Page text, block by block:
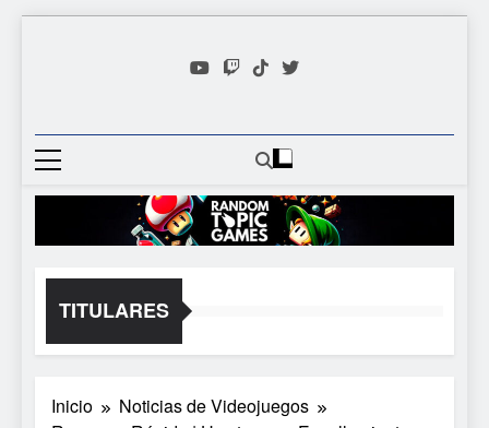
Random
Games
Videojuego Favorito
TITULARES
Inicio
Noticias de Videojuegos